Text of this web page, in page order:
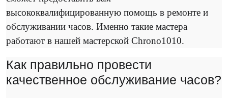
высококвалифицированную помощь в ремонте и
обслуживании часов. Именно такие мастера
работают в нашей мастерской Chrono1010.
Как правильно провести
качественное обслуживание часов?